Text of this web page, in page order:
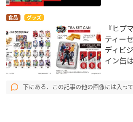
食品 グッズ
『ヒプ
ティー
ディビ
イン缶
下にある、この記事の他の画像には入って